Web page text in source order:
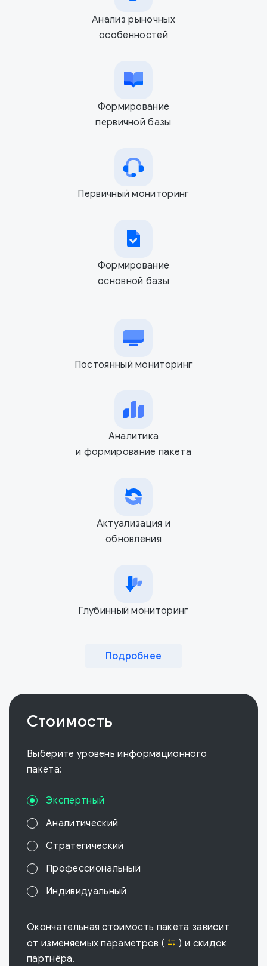
Анализ рыночных
особенностей
Формирование
первичной базы
Первичный мониторинг
Формирование
основной базы
Постоянный мониторинг
Аналитика
и формирование пакета
Актуализация и
обновления
Глубинный мониторинг
Подробнее
Стоимость
Выберите уровень информационного
пакета:
Экспертный
Аналитический
Стратегический
Профессиональный
Индивидуальный
Окончательная стоимость пакета зависит
от изменяемых параметров (
) и скидок
партнёра.